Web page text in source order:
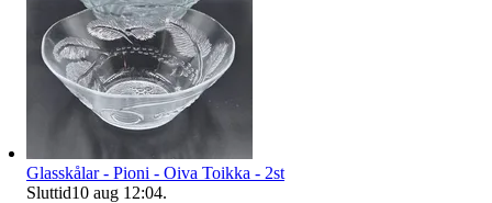
Glasskålar - Pioni - Oiva Toikka - 2st
Sluttid10 aug 12:04.